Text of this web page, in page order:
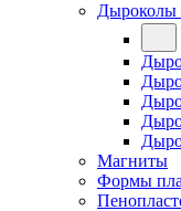
Дыроколы
Магниты
Формы